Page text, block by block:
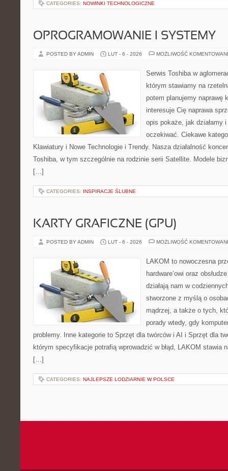
CATEGORIES: NOWINKI TECHNOLOGICZNE
OPROGRAMOWANIE I SYSTEMY
POSTED BY ADMIN LUT - 6 - 2026 MOŻLIWOŚĆ
Serwis Toshiba w
którym stawiamy na
potem planujemy naprawę
interesuje Cię naprawa
opis pokaże, jak działamy
oczekiwać. Ciekawe
Klawiatury i Nowe Technologie i Trendy. Nasza działalność
Toshiba, w tym szczególnie na rodzinie serii Satellite. Modele
[…]
CATEGORIES: INSPIRACJE ŚLUBNE
KARTY GRAFICZNE (GPU)
POSTED BY ADMIN LUT - 6 - 2026 MOŻLIWOŚĆ
LAKOM to nowoczesna
hardware’owi oraz
działają nam w
stworzone z myślą o
mądrzej, a także o tych,
porady wtedy, gdy
problemy. Inne kategorie to Sprzęt dla twórców i AI i Sprzęt dla
którym specyfikacje potrafią wprowadzić w błąd, LAKOM stawia
[…]
CATEGORIES: NAJLEPSZE LODZIARNIE W POLSCE